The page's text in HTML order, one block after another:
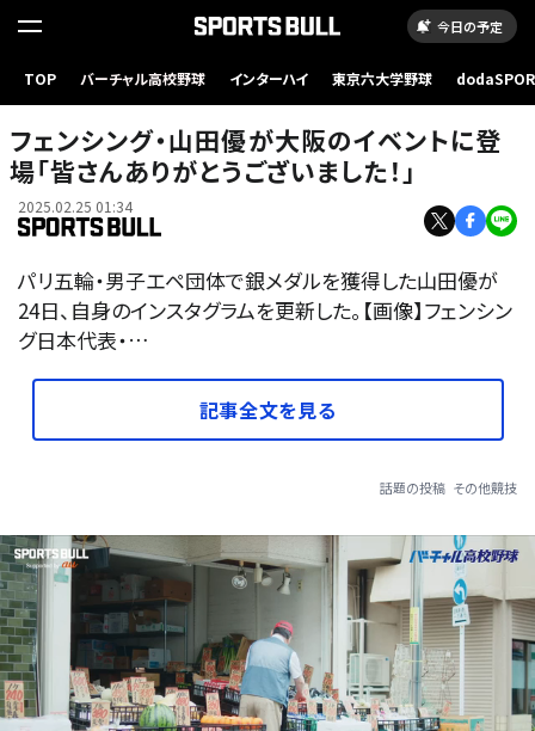
今日の予定
TOP バーチャル高校野球 インターハイ 東京六大学野球
フェンシング・山田優が大阪のイベントに登
場「皆さんありがとうございました！」
2025.02.25 01:34
パリ五輪・男子エペ団体で銀メダルを獲得した山田優が
24日、自身のインスタグラムを更新した。【画像】フェンシン
グ日本代表・…
記事全文を見る
話題の投稿 その他競技